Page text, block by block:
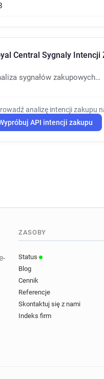
Central Sygnaly Intencji
sygnałów zakupowych…
analizę intencji zakupu
API intencji zakupu
ZASOBY
Status
Blog
Cennik
Referencje
Skontaktuj się z nami
Indeks firm